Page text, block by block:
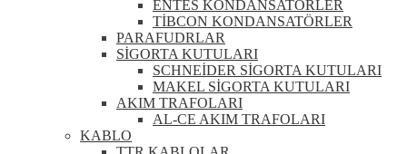
ENTES KONDANSATÖRLER
TİBCON KONDANSATÖRLER
PARAFUDRLAR
SİGORTA KUTULARI
SCHNEİDER SİGORTA KUTULARI
MAKEL SİGORTA KUTULARI
AKIM TRAFOLARI
AL-CE AKIM TRAFOLARI
KABLO